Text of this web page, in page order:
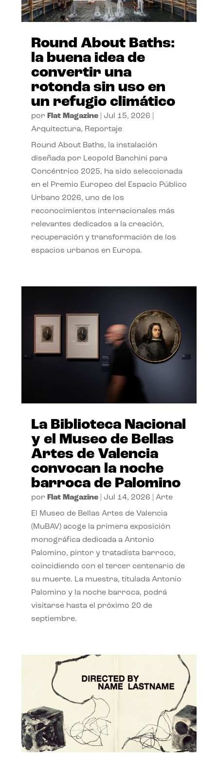
Round About Baths:
la buena idea de
convertir una
rotonda sin uso en
un refugio climático
por Flat Magazine| Jul 15, 2026
Arquitectura, Reportaje
Round About Baths, la instalación
diseñada por Leopold Banchini para
Concéntrico 2025, ha sido seleccionada
en el Premio Europeo del Espacio Público
Urbano 2026, uno de los
reconocimientos internacionales más
relevantes dedicados a la creación,
recuperación y transformación de los
espacios urbanos en Europa.
La Biblioteca Nacional
y el Museo de Bellas
Artes de Valencia
convocan la noche
barroca de Palomino
por Flat Magazine| Jul 14, 2026 Arte
El Museo de Bellas Artes de Valencia
(MuBAV) acoge la primera exposición
monográfica dedicada a Antonio
Palomino, pintor y tratadista barroco,
coincidiendo con el tercer centenario de
su muerte. La muestra, titulada Antonio
Palomino y la noche barroca, podrá
visitarse hasta el próximo 20 de
septiembre.